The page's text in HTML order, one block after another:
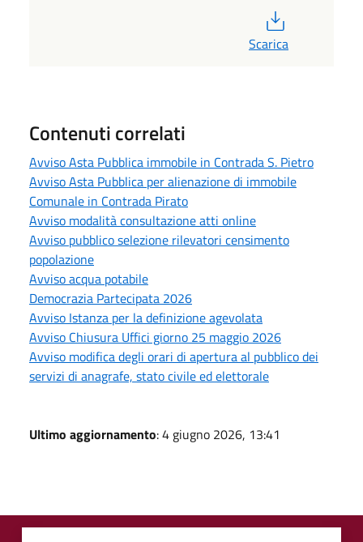
Scarica
Contenuti correlati
Avviso Asta Pubblica immobile in Contrada S. Pietro
Avviso Asta Pubblica per alienazione di immobile
Comunale in Contrada Pirato
Avviso modalità consultazione atti online
Avviso pubblico selezione rilevatori censimento
popolazione
Avviso acqua potabile
Democrazia Partecipata 2026
Avviso Istanza per la definizione agevolata
Avviso Chiusura Uffici giorno 25 maggio 2026
Avviso modifica degli orari di apertura al pubblico dei
servizi di anagrafe, stato civile ed elettorale
Ultimo aggiornamento: 4 giugno 2026, 13:41